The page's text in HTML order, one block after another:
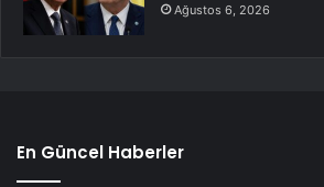
Ağustos 6, 2026
En Güncel Haberler